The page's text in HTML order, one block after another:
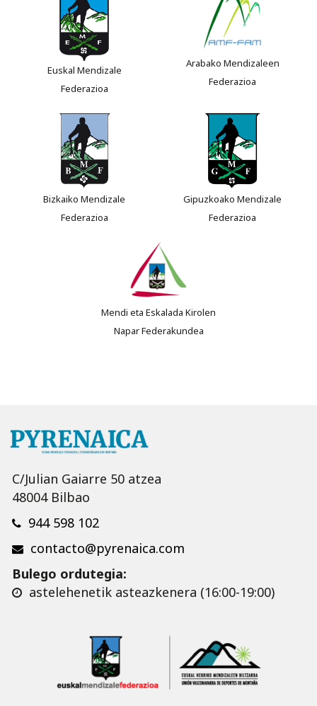
Euskal Mendizale
Federazioa
Arabako Mendizaleen
Federazioa
Bizkaiko Mendizale
Federazioa
Gipuzkoako Mendizale
Federazioa
Mendi eta Eskalada Kirolen
Napar Federakundea
C/Julian Gaiarre 50 atzea
48004 Bilbao
944 598 102
contacto@pyrenaica.com
Bulego ordutegia:
astelehenetik asteazkenera (16:00-19:00)